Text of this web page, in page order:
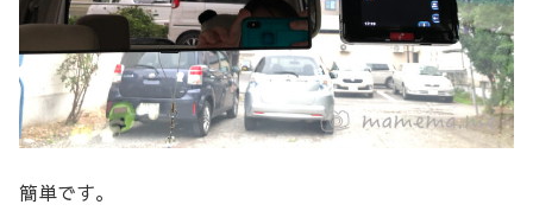
簡単です。